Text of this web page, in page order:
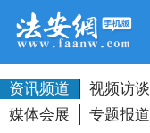
资讯频道 视频访谈
媒体会展
专题报道